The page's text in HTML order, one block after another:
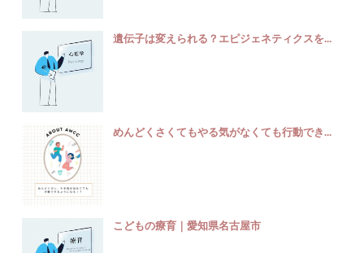
遺伝子は変えられる？エピジェネティクスを...
めんどくさくてもやる気がなくても行動でき...
こどもの療育｜愛知県名古屋市